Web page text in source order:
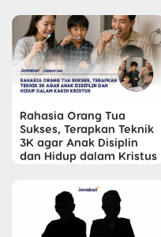
Rahasia Orang Tua
Sukses, Terapkan Teknik
3K agar Anak Disiplin
dan Hidup dalam Kristus